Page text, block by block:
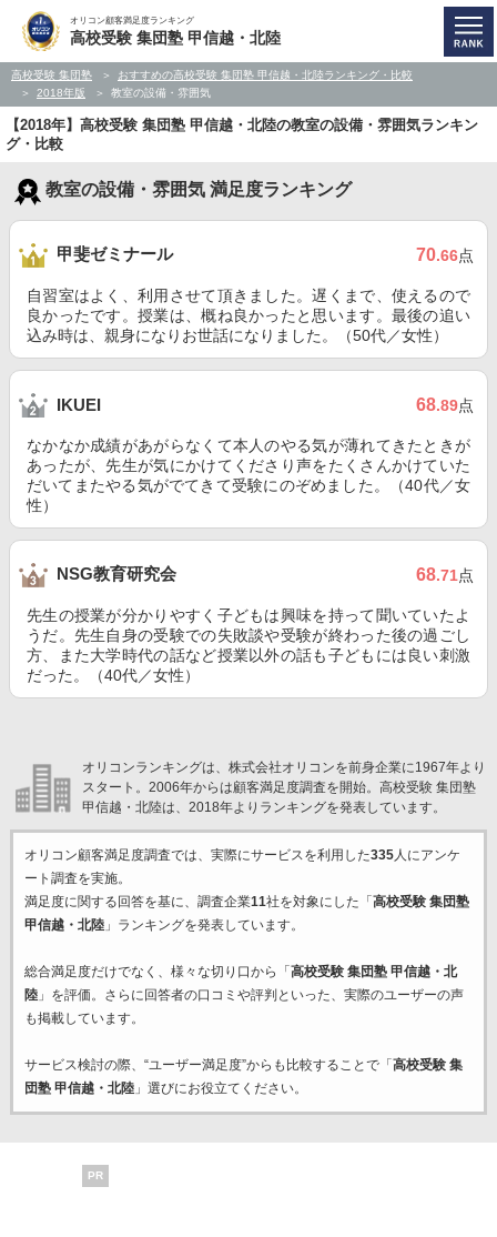
オリコン顧客満足度ランキング
高校受験 集団塾 甲信越・北陸
高校受験 集団塾
おすすめの高校受験 集団塾 甲信越・北陸ランキング・比較
2018年版
教室の設備・雰囲気
【2018年】高校受験 集団塾 甲信越・北陸の教室の設備・雰囲気ランキン
グ・比較
教室の設備・雰囲気 満足度ランキング
甲斐ゼミナール 70.66点
自習室はよく、利用させて頂きました。遅くまで、使えるので
良かったです。授業は、概ね良かったと思います。最後の追い
込み時は、親身になりお世話になりました。（50代／女性）
IKUEI 68.89点
なかなか成績があがらなくて本人のやる気が薄れてきたときが
あったが、先生が気にかけてくださり声をたくさんかけていた
だいてまたやる気がでてきて受験にのぞめました。（40代／女
性）
NSG教育研究会 68.71点
先生の授業が分かりやすく子どもは興味を持って聞いていたよ
うだ。先生自身の受験での失敗談や受験が終わった後の過ごし
方、また大学時代の話など授業以外の話も子どもには良い刺激
だった。（40代／女性）
オリコンランキングは、株式会社オリコンを前身企業に1967年より
スタート。2006年からは顧客満足度調査を開始。高校受験 集団塾
甲信越・北陸は、2018年よりランキングを発表しています。
オリコン顧客満足度調査では、実際にサービスを利用した335人にアンケ
ート調査を実施。
満足度に関する回答を基に、調査企業11社を対象にした「 高校受験 集団塾
甲信越・北陸」ランキングを発表しています。
総合満足度だけでなく、様々な切り口から「 高校受験 集団塾 甲信越・北
陸」を評価。さらに回答者の口コミや評判といった、実際のユーザーの声
も掲載しています。
サービス検討の際、“ユーザー満足度”からも比較することで「 高校受験 集
団塾 甲信越・北陸」選びにお役立てください。
PR